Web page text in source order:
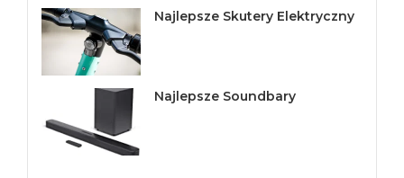
Najlepsze Skutery Elektryczny
Najlepsze Soundbary